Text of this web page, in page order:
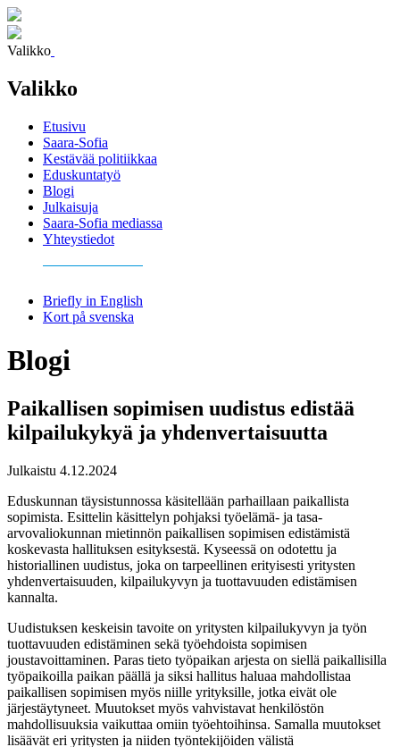
Valikko
Valikko
Etusivu
Saara-Sofia
Kestävää politiikkaa
Eduskuntatyö
Blogi
Julkaisuja
Saara-Sofia mediassa
Yhteystiedot
Briefly in English
Kort på svenska
Blogi
Paikallisen sopimisen uudistus edistää
kilpailukykyä ja yhdenvertaisuutta
Julkaistu 4.12.2024
Eduskunnan täysistunnossa käsitellään parhaillaan paikallista
sopimista. Esittelin käsittelyn pohjaksi työelämä- ja tasa-
arvovaliokunnan mietinnön paikallisen sopimisen edistämistä
koskevasta hallituksen esityksestä. Kyseessä on odotettu ja
historiallinen uudistus, joka on tarpeellinen erityisesti yritysten
yhdenvertaisuuden, kilpailukyvyn ja tuottavuuden edistämisen
kannalta.
Uudistuksen keskeisin tavoite on yritysten kilpailukyvyn ja työn
tuottavuuden edistäminen sekä työehdoista sopimisen
joustavoittaminen. Paras tieto työpaikan arjesta on siellä paikallisilla
työpaikoilla paikan päällä ja siksi hallitus haluaa mahdollistaa
paikallisen sopimisen myös niille yrityksille, jotka eivät ole
järjestäytyneet. Muutokset myös vahvistavat henkilöstön
mahdollisuuksia vaikuttaa omiin työehtoihinsa. Samalla muutokset
lisäävät eri yritysten ja niiden työntekijöiden välistä